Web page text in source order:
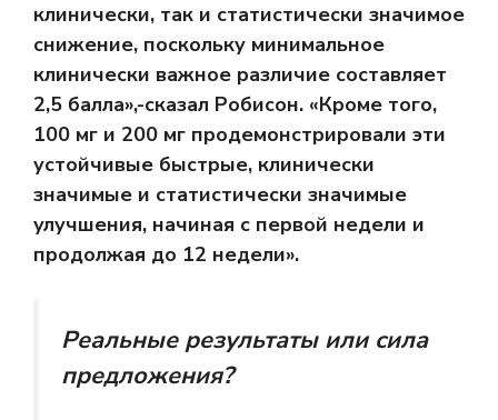
клинически, так и статистически значимое
снижение, поскольку минимальное
клинически важное различие составляет
2,5 балла»,-сказал Робисон. «Кроме того,
100 мг и 200 мг продемонстрировали эти
устойчивые быстрые, клинически
значимые и статистически значимые
улучшения, начиная с первой недели и
продолжая до 12 недели».
Реальные результаты или сила
предложения?